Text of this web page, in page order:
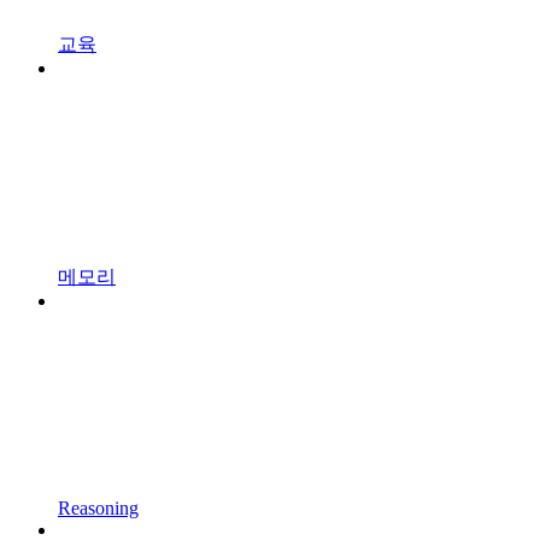
교육
메모리
Reasoning